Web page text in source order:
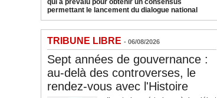
qui a prévalu pour obtenir un consensus
permettant le lancement du dialogue national
TRIBUNE LIBRE - 06/08/2026
Sept années de gouvernance :
au-delà des controverses, le
rendez-vous avec l'Histoire